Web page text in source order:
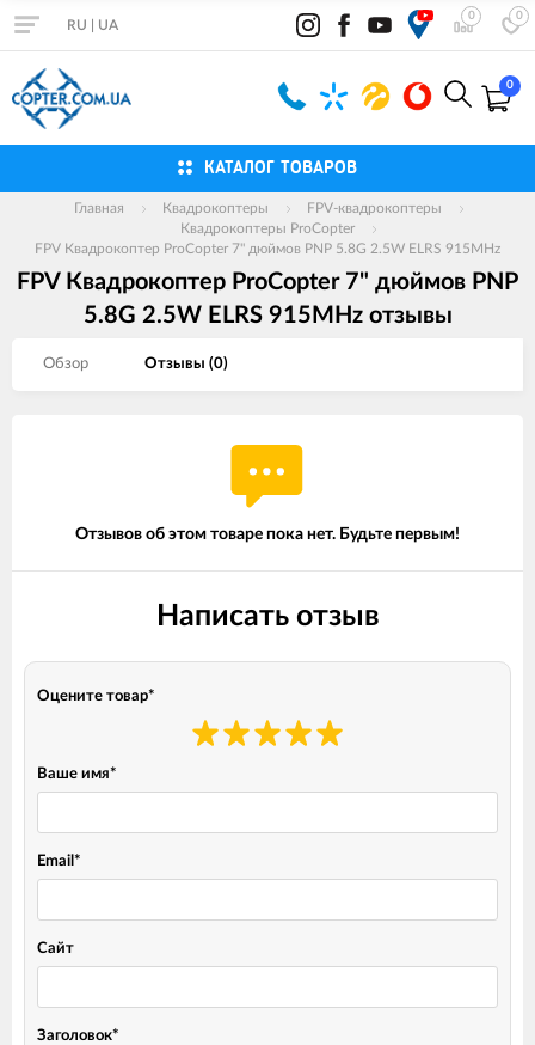
0 0
RU UA
0
КАТАЛОГ ТОВАРОВ
Главная Квадрокоптеры
FPV-квадрокоптеры
Квадрокоптеры ProCopter
FPV Квадрокоптер ProCopter 7" дюймов PNP 5.8G 2.5W ELRS 915MHz
FPV Квадрокоптер ProCopter 7" дюймов PNP
5.8G 2.5W ELRS 915MHz отзывы
Обзор Отзывы (0)
Отзывов об этом товаре пока нет. Будьте первым!
Написать отзыв
Оцените товар*
Ваше имя*
Email *
Сайт
Заголовок*